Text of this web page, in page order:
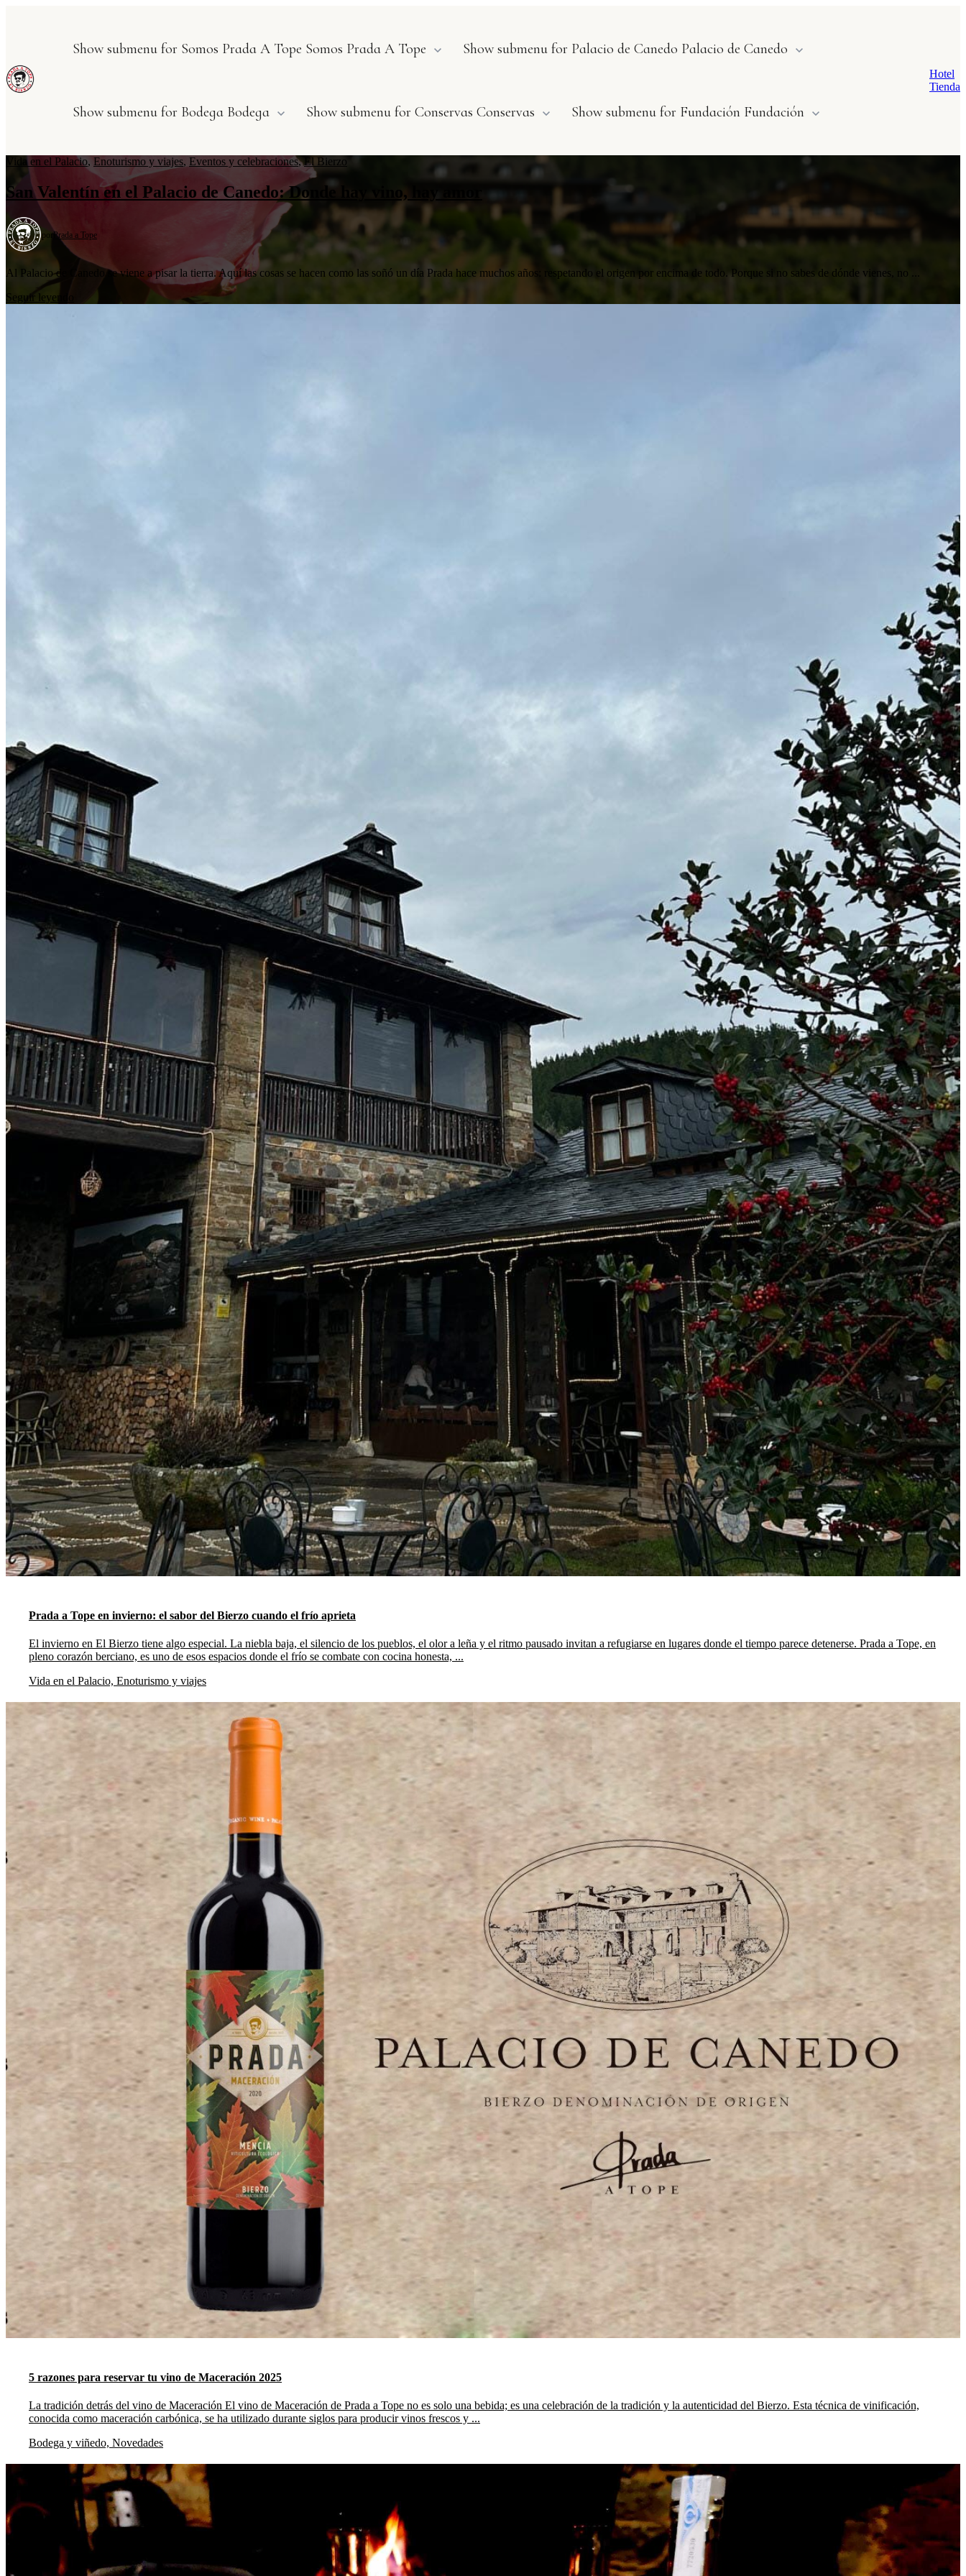
Show submenu for Somos Prada A Tope Somos Prada A Tope Show submenu for Palacio de Canedo Palacio de Canedo
Show submenu for Bodega Bodega Show submenu for Conservas Conservas Show submenu for Fundación Fundación
Hotel
Tienda
Vida en el Palacio, Enoturismo y viajes, Eventos y celebraciones, El Bierzo
San Valentín en el Palacio de Canedo: Donde hay vino, hay amor
porPrada a Tope
Al Palacio de Canedo se viene a pisar la tierra. Aquí las cosas se hacen como las soñó un día Prada hace muchos años: respetando el origen por encima de todo. Porque si no sabes de dónde vienes, no ...
Seguir leyendo
Prada a Tope en invierno: el sabor del Bierzo cuando el frío aprieta
El invierno en El Bierzo tiene algo especial. La niebla baja, el silencio de los pueblos, el olor a leña y el ritmo pausado invitan a refugiarse en lugares donde el tiempo parece detenerse. Prada a Tope, en
pleno corazón berciano, es uno de esos espacios donde el frío se combate con cocina honesta, ...
Vida en el Palacio, Enoturismo y viajes
5 razones para reservar tu vino de Maceración 2025
La tradición detrás del vino de Maceración El vino de Maceración de Prada a Tope no es solo una bebida; es una celebración de la tradición y la autenticidad del Bierzo. Esta técnica de vinificación,
conocida como maceración carbónica, se ha utilizado durante siglos para producir vinos frescos y ...
Bodega y viñedo, Novedades